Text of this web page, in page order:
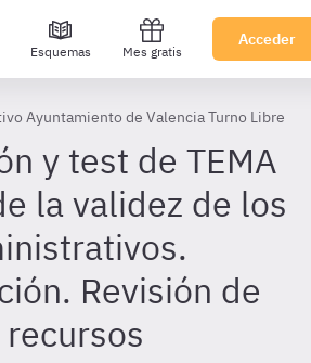
Esquemas Mes gratis
Acceder
Ayuntamiento de Valencia Turno Libre
y test de TEMA
la validez de los
Revisión de